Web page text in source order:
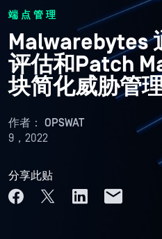
端点管理
Malwarebytes
评估和Patch
块简化威胁管
作者： OPSWAT
9，2022
分享此贴